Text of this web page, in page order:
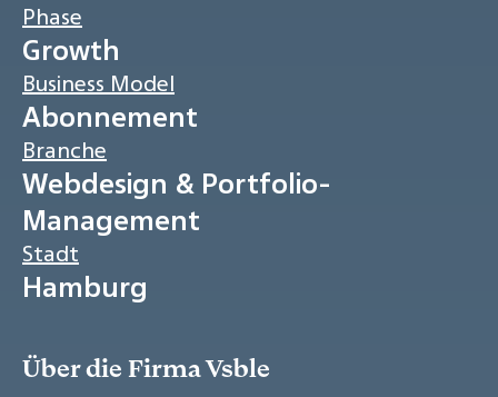
Phase
Growth
Business Model
Abonnement
Branche
Webdesign & Portfolio-
Management
Stadt
Hamburg
Über die Firma Vsble